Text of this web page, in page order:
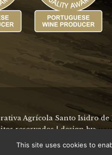
Agrícola Santo Isidro de
reservados | design by:
This site uses cookies to